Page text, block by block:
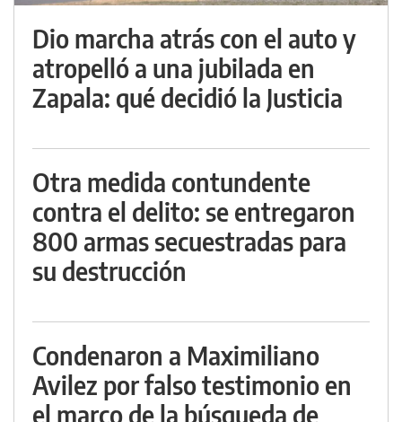
Dio marcha atrás con el auto y
atropelló a una jubilada en
Zapala: qué decidió la Justicia
Otra medida contundente
contra el delito: se entregaron
800 armas secuestradas para
su destrucción
Condenaron a Maximiliano
Avilez por falso testimonio en
el marco de la búsqueda de